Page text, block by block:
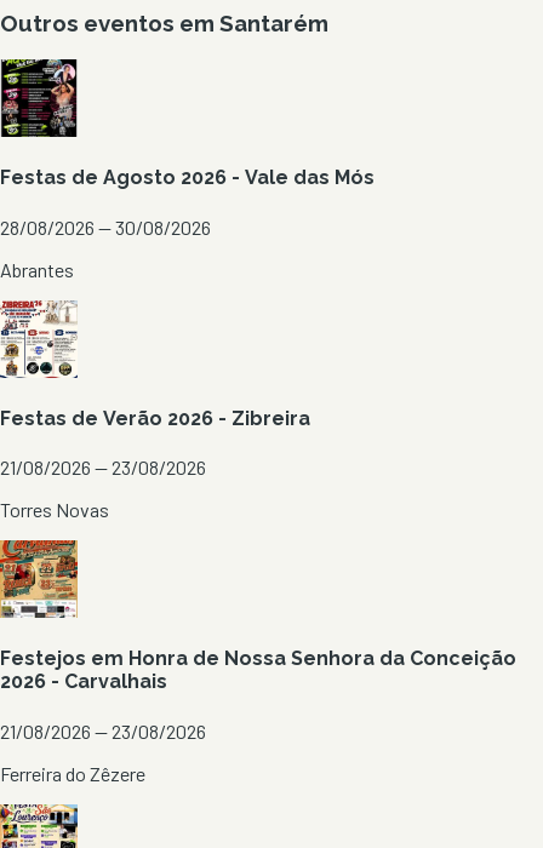
Outros eventos em Santarém
Festas de Agosto 2026 - Vale das Mós
28/08/2026 — 30/08/2026
Abrantes
Festas de Verão 2026 - Zibreira
21/08/2026 — 23/08/2026
Torres Novas
Festejos em Honra de Nossa Senhora da Conceição
2026 - Carvalhais
21/08/2026 — 23/08/2026
Ferreira do Zêzere